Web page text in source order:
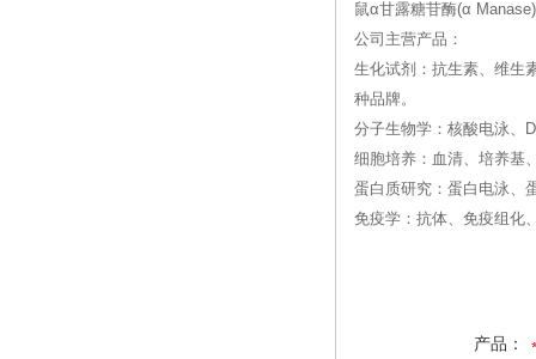
鼠α甘露糖苷酶(α
公司主营产品：
生化试剂：抗生素、维生
种品牌。
分子生物学：核酸电泳、
细胞培养：血清、培养基
蛋白质研究：蛋白电泳、
免疫学：抗体、免疫组化
产品：